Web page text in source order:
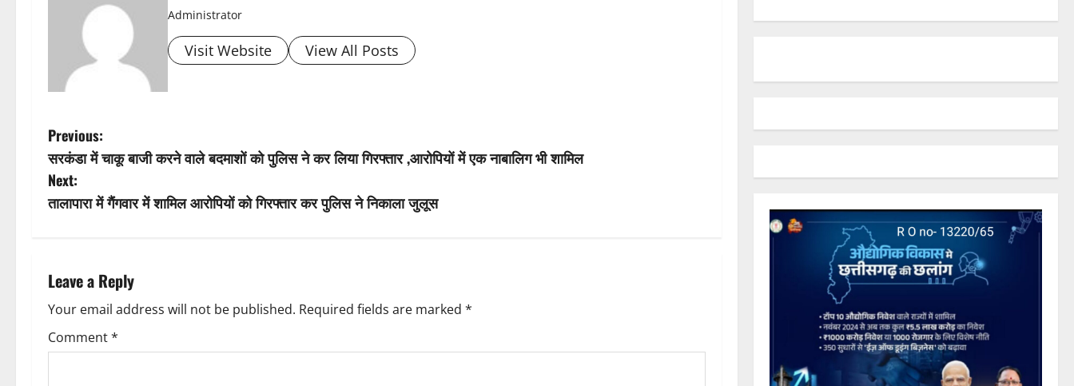
Administrator
Visit Website View All Posts
P
o
s
n
a
v
Previous:
सरकंडा में चाकू बाजी करने वाले बदमाशों को पुलिस ने कर लिया गिरफ्तार ,आरोपियों में एक नाबालिग भी शामिल
Next:
तालापारा में गैंगवार में शामिल आरोपियों को गिरफ्तार कर पुलिस ने निकाला जुलूस
Leave a Reply
Your email address will not be published. Required fields are marked *
Comment*